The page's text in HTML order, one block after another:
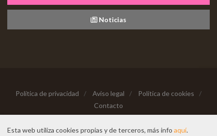
Noticias
Política de privacidad / Aviso legal / Política de cookies
/
Contacto
Esta web utiliza cookies propias y de terceros, más info aquí.